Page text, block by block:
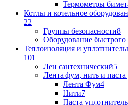
Термометры
Котлы и котельное
22
Группы безопасности8
Оборудование быстрого
Теплоизоляция и
101
Лен сантехнический5
Лента фум, нить и паста
Лента Фум4
Нити7
Паста